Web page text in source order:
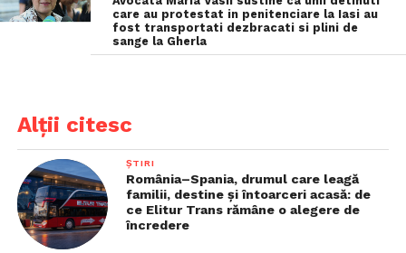
care au protestat in penitenciare la Iasi au
fost transportati dezbracati si plini de
sange la Gherla
Alții citesc
ȘTIRI
România–Spania, drumul care leagă
familii, destine și întoarceri acasă: de
ce Elitur Trans rămâne o alegere de
încredere